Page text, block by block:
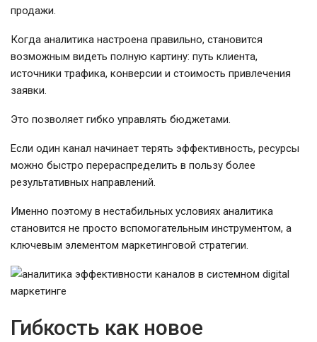
продажи.
Когда аналитика настроена правильно, становится
возможным видеть полную картину: путь клиента,
источники трафика, конверсии и стоимость привлечения
заявки.
Это позволяет гибко управлять бюджетами.
Если один канал начинает терять эффективность, ресурсы
можно быстро перераспределить в пользу более
результативных направлений.
Именно поэтому в нестабильных условиях аналитика
становится не просто вспомогательным инструментом, а
ключевым элементом маркетинговой стратегии.
Гибкость как новое